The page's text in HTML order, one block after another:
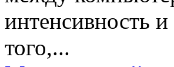
интенсивность
того,...